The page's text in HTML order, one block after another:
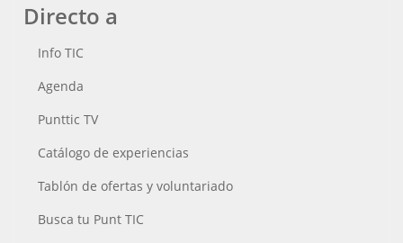
Directo a
Info TIC
Agenda
Punttic TV
Catálogo de experiencias
Tablón de ofertas y voluntariado
Busca tu Punt TIC